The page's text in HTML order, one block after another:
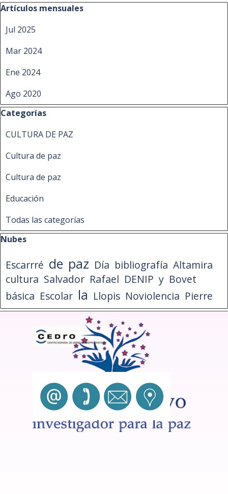
Saltar el bloque Artículos mensuales
Artículos mensuales
Jul 2025
Mar 2024
Ene 2024
Ago 2020
Saltar el bloque Categorías
Categorías
CULTURA DE PAZ
Cultura de paz
Cultura de paz
Educación
Todas las categorías
Saltar el bloque Nubes
Nubes
Escarrré de paz Día bibliografía Altamira
cultura Salvador Rafael DENIP y Bovet
básica Escolar la Llopis Noviolencia Pierre